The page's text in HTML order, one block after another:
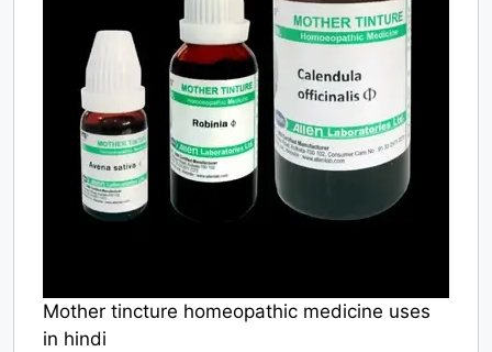
Mother tincture homeopathic medicine uses
in hindi